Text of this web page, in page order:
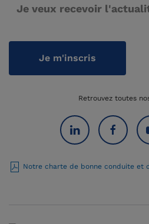
Je veux recevoir
Je m'inscris
Retrouvez toutes
Notre charte de bonne conduite et